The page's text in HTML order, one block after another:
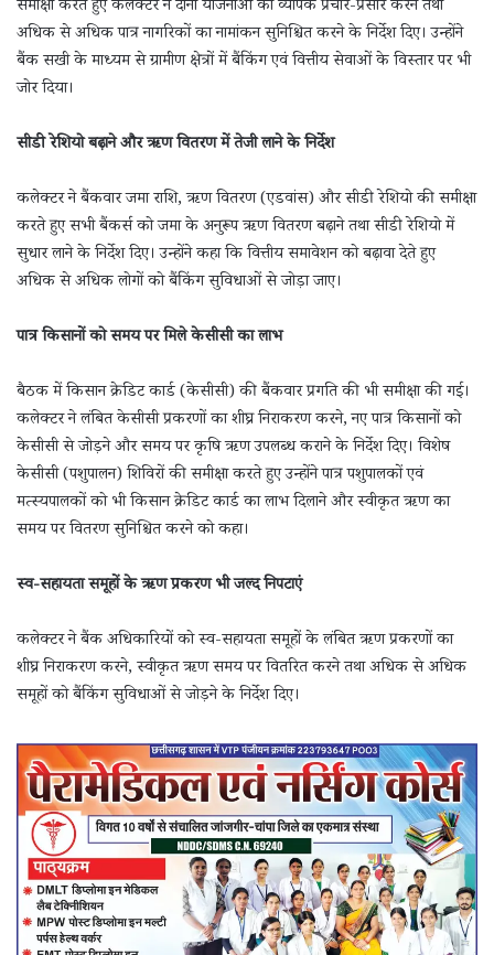
समीक्षा करते हुए कलेक्टर ने दोनों योजनाओं का व्यापक प्रचार-प्रसार करने तथा
अधिक से अधिक पात्र नागरिकों का नामांकन सुनिश्चित करने के निर्देश दिए। उन्होंने
बैंक सखी के माध्यम से ग्रामीण क्षेत्रों में बैंकिंग एवं वित्तीय सेवाओं के विस्तार पर भी
जोर दिया।
सीडी रेशियो बढ़ाने और ऋण वितरण में तेजी लाने के निर्देश
कलेक्टर ने बैंकवार जमा राशि, ऋण वितरण (एडवांस) और सीडी रेशियो की समीक्षा
करते हुए सभी बैंकर्स को जमा के अनुरूप ऋण वितरण बढ़ाने तथा सीडी रेशियो में
सुधार लाने के निर्देश दिए। उन्होंने कहा कि वित्तीय समावेशन को बढ़ावा देते हुए
अधिक से अधिक लोगों को बैंकिंग सुविधाओं से जोड़ा जाए।
पात्र किसानों को समय पर मिले केसीसी का लाभ
बैठक में किसान क्रेडिट कार्ड (केसीसी) की बैंकवार प्रगति की भी समीक्षा की गई।
कलेक्टर ने लंबित केसीसी प्रकरणों का शीघ्र निराकरण करने, नए पात्र किसानों को
केसीसी से जोड़ने और समय पर कृषि ऋण उपलब्ध कराने के निर्देश दिए। विशेष
केसीसी (पशुपालन) शिविरों की समीक्षा करते हुए उन्होंने पात्र पशुपालकों एवं
मत्स्यपालकों को भी किसान क्रेडिट कार्ड का लाभ दिलाने और स्वीकृत ऋण का
समय पर वितरण सुनिश्चित करने को कहा।
स्व-सहायता समूहों के ऋण प्रकरण भी जल्द निपटाएं
कलेक्टर ने बैंक अधिकारियों को स्व-सहायता समूहों के लंबित ऋण प्रकरणों का
शीघ्र निराकरण करने, स्वीकृत ऋण समय पर वितरित करने तथा अधिक से अधिक
समूहों को बैंकिंग सुविधाओं से जोड़ने के निर्देश दिए।